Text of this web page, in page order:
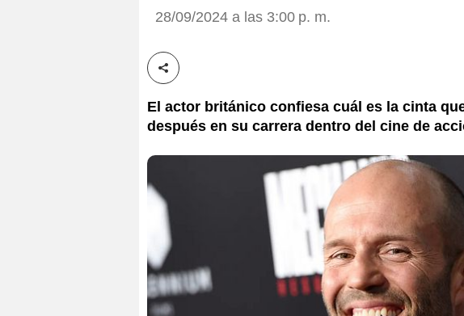
28/09/2024 a las 3:00 p. m.
Compartir esta noticia
El actor británico confiesa cuál es la cinta
después en su carrera dentro del cine de